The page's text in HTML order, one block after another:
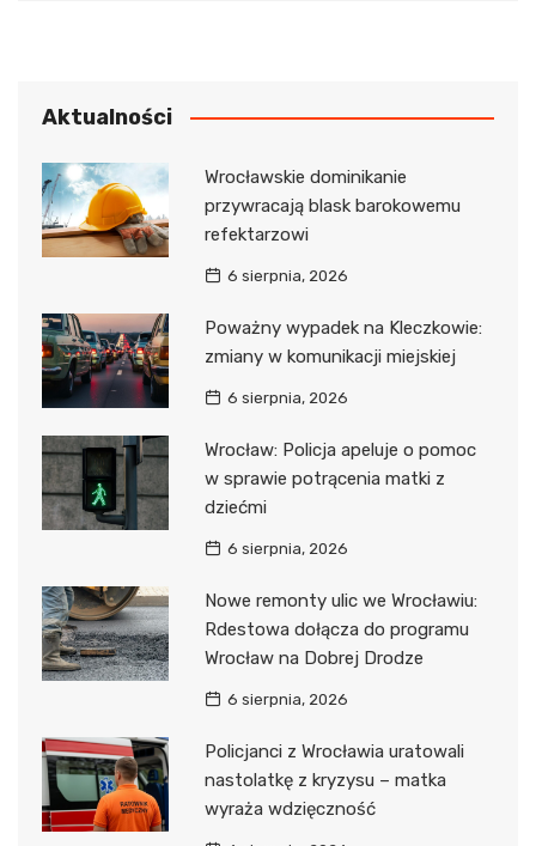
Aktualności
Wrocławskie dominikanie
przywracają blask barokowemu
refektarzowi
6 sierpnia, 2026
Poważny wypadek na Kleczkowie:
zmiany w komunikacji miejskiej
6 sierpnia, 2026
Wrocław: Policja apeluje o pomoc
w sprawie potrącenia matki z
dziećmi
6 sierpnia, 2026
Nowe remonty ulic we Wrocławiu:
Rdestowa dołącza do programu
Wrocław na Dobrej Drodze
6 sierpnia, 2026
Policjanci z Wrocławia uratowali
nastolatkę z kryzysu – matka
wyraża wdzięczność